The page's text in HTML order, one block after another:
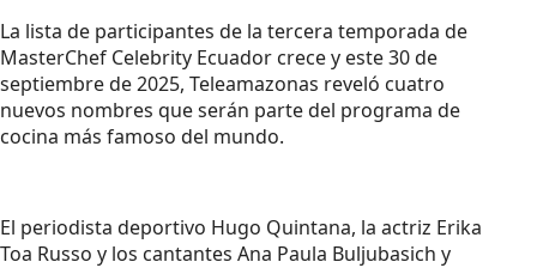
La lista de participantes de la tercera temporada de
MasterChef Celebrity Ecuador crece y este 30 de
septiembre de 2025, Teleamazonas reveló cuatro
nuevos nombres que serán parte del programa de
cocina más famoso del mundo.
El periodista deportivo Hugo Quintana, la actriz Erika
Toa Russo y los cantantes Ana Paula Buljubasich y